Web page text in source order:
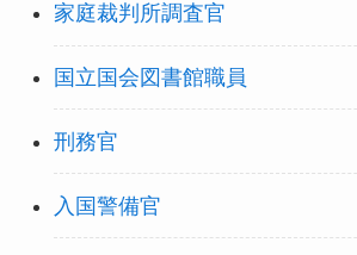
家庭裁判所調査官
国立国会図書館職員
刑務官
入国警備官